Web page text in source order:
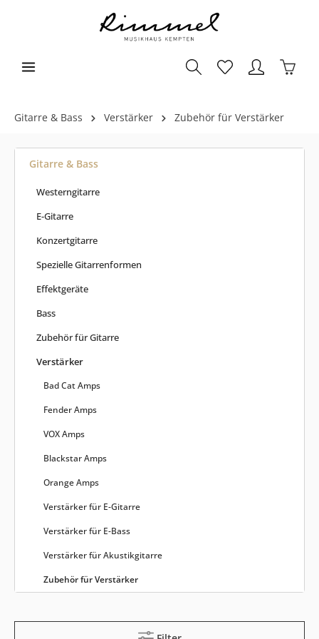
Gitarre & Bass Verstärker Zubehör für Verstärker
Gitarre & Bass
Westerngitarre
E-Gitarre
Konzertgitarre
Spezielle Gitarrenformen
Effektgeräte
Bass
Zubehör für Gitarre
Verstärker
Bad Cat Amps
Fender Amps
VOX Amps
Blackstar Amps
Orange Amps
Verstärker für E-Gitarre
Verstärker für E-Bass
Verstärker für Akustikgitarre
Zubehör für Verstärker